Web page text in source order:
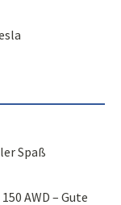
Spaß
AWD – Gute